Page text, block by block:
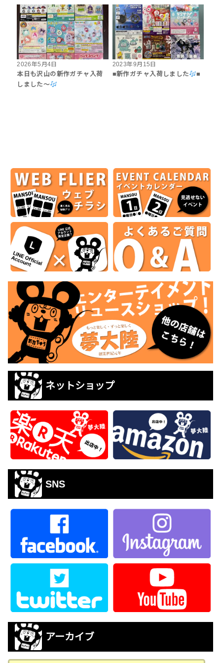
2026年5月4日
本日も沢山の新作ガチャ入荷
しました〜
2023年9月15日
■新作ガチャ入荷しました
■
ネットショップ
SNS
アーカイブ